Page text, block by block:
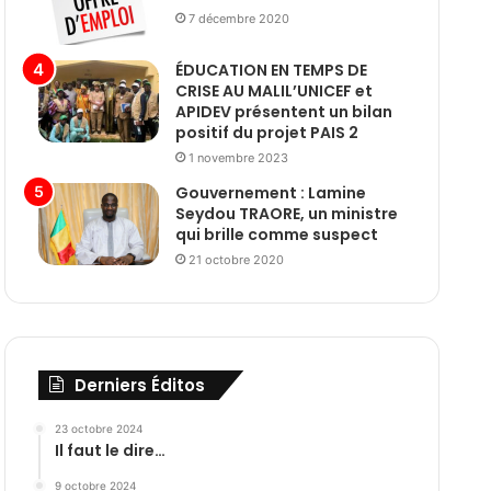
7 décembre 2020
ÉDUCATION EN TEMPS DE
CRISE AU MALIL’UNICEF et
APIDEV présentent un bilan
positif du projet PAIS 2
1 novembre 2023
Gouvernement : Lamine
Seydou TRAORE, un ministre
qui brille comme suspect
21 octobre 2020
Derniers Éditos
23 octobre 2024
Il faut le dire…
9 octobre 2024